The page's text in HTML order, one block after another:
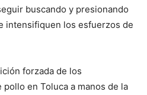
buscando y presionando
intensifiquen los esfuerzos de
forzada de los
en Toluca a manos de la